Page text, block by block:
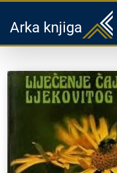
Arka knjiga